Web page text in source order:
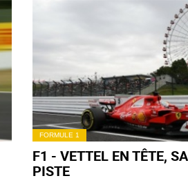
FORMULE 1
F1 - VETTEL EN TÊTE,
PISTE